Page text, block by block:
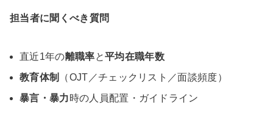
担当者に聞くべき質問
直近1年の離職率と平均在職年数
教育体制 （OJT／チェックリスト／面談頻度）
暴言・暴力時の人員配置・ガイドライン